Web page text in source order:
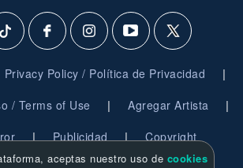
Privacy Policy / Política de Privacidad |
/ Terms of Use | Agregar Artista |
| Publicidad | Copyright
aceptas nuestro uso de cookies